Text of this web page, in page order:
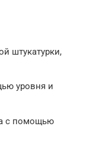
штукатурки,
уровня и
с помощью